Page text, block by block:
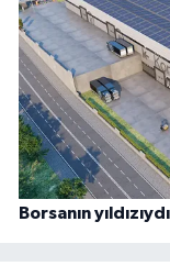
Borsanın